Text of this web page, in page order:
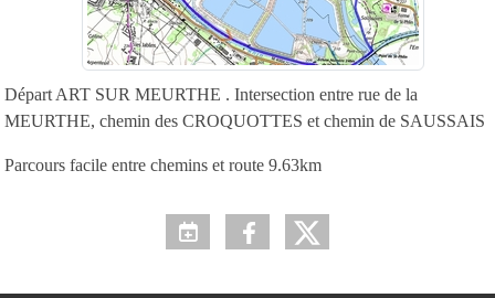
Départ ART SUR MEURTHE . Intersection entre rue de la
MEURTHE, chemin des CROQUOTTES et chemin de SAUSSAIS
Parcours facile entre chemins et route 9.63km